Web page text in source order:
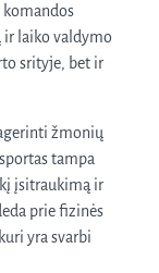
komandos
laiko valdymo
srityje, bet ir
žmonių
tampa
įsitraukimą ir
prie fizinės
yra svarbi